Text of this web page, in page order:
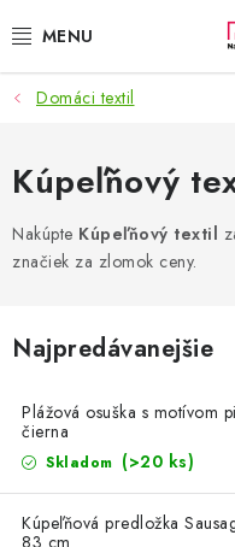
na
NAŠE AKCIE!
NAŠE NOVINKY!
POTRAVINY
NÁBYTOK
ELEKTRO
OBLEČENIE A MÓDA
Domáci textil
Kúpeľňový
Nakúpte Kúpeľňový textil
značiek za zlomok ceny.
Najpredávanejšie
Plážová osuška s motívom
čierna
Skladom (>20 ks)
Kúpeľňová predložka
83 cm